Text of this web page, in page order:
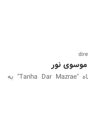
موسوی نور
انتشار فیلم کوتاه "Tanha Dar Mazrae" به